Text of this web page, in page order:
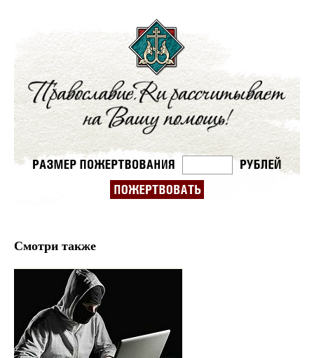
Смотри также